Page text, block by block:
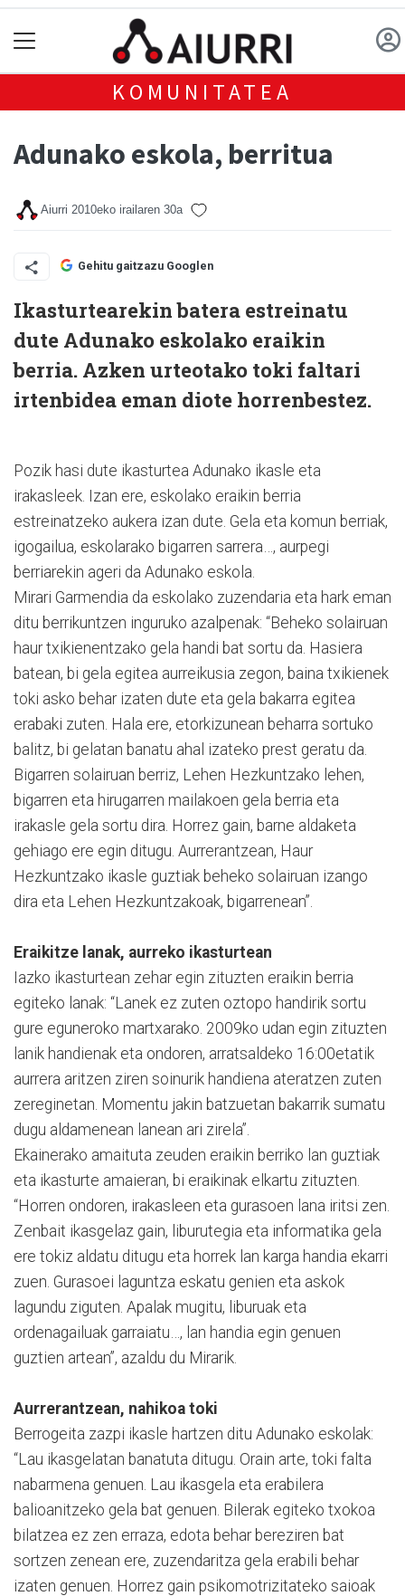
KOMUNITATEA
Adunako eskola, berritua
Aiurri 2010eko irailaren 30a
Gehitu gaitzazu Googlen
Ikasturtearekin batera estreinatu
dute Adunako eskolako eraikin
berria. Azken urteotako toki faltari
irtenbidea eman diote horrenbestez.
Pozik hasi dute ikasturtea Adunako ikasle eta
irakasleek. Izan ere, eskolako eraikin berria
estreinatzeko aukera izan dute. Gela eta komun berriak,
igogailua, eskolarako bigarren sarrera…, aurpegi
berriarekin ageri da Adunako eskola.
Mirari Garmendia da eskolako zuzendaria eta hark eman
ditu berrikuntzen inguruko azalpenak: “Beheko solairuan
haur txikienentzako gela handi bat sortu da. Hasiera
batean, bi gela egitea aurreikusia zegon, baina txikienek
toki asko behar izaten dute eta gela bakarra egitea
erabaki zuten. Hala ere, etorkizunean beharra sortuko
balitz, bi gelatan banatu ahal izateko prest geratu da.
Bigarren solairuan berriz, Lehen Hezkuntzako lehen,
bigarren eta hirugarren mailakoen gela berria eta
irakasle gela sortu dira. Horrez gain, barne aldaketa
gehiago ere egin ditugu. Aurrerantzean, Haur
Hezkuntzako ikasle guztiak beheko solairuan izango
dira eta Lehen Hezkuntzakoak, bigarrenean”.
Eraikitze lanak, aurreko ikasturtean
Iazko ikasturtean zehar egin zituzten eraikin berria
egiteko lanak: “Lanek ez zuten oztopo handirik sortu
gure eguneroko martxarako. 2009ko udan egin zituzten
lanik handienak eta ondoren, arratsaldeko 16:00etatik
aurrera aritzen ziren soinurik handiena ateratzen zuten
zereginetan. Momentu jakin batzuetan bakarrik sumatu
dugu aldamenean lanean ari zirela”.
Ekainerako amaituta zeuden eraikin berriko lan guztiak
eta ikasturte amaieran, bi eraikinak elkartu zituzten.
“Horren ondoren, irakasleen eta gurasoen lana iritsi zen.
Zenbait ikasgelaz gain, liburutegia eta informatika gela
ere tokiz aldatu ditugu eta horrek lan karga handia ekarri
zuen. Gurasoei laguntza eskatu genien eta askok
lagundu ziguten. Apalak mugitu, liburuak eta
ordenagailuak garraiatu…, lan handia egin genuen
guztien artean”, azaldu du Mirarik.
Aurrerantzean, nahikoa toki
Berrogeita zazpi ikasle hartzen ditu Adunako eskolak:
“Lau ikasgelatan banatuta ditugu. Orain arte, toki falta
nabarmena genuen. Lau ikasgela eta erabilera
balioanitzeko gela bat genuen. Bilerak egiteko txokoa
bilatzea ez zen erraza, edota behar bereziren bat
sortzen zenean ere, zuzendaritza gela erabili behar
izaten genuen. Horrez gain psikomotrizitateko saioak